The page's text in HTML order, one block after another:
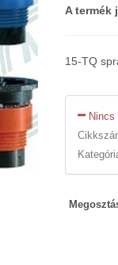
A termék
15-TQ
Nincs